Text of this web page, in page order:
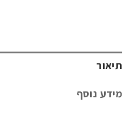
תיאור
מידע נוסף